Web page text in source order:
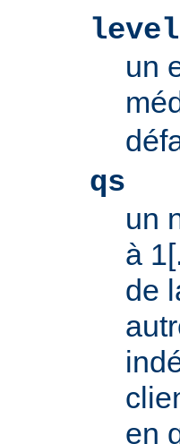
level
un
qs
un
à
de
en